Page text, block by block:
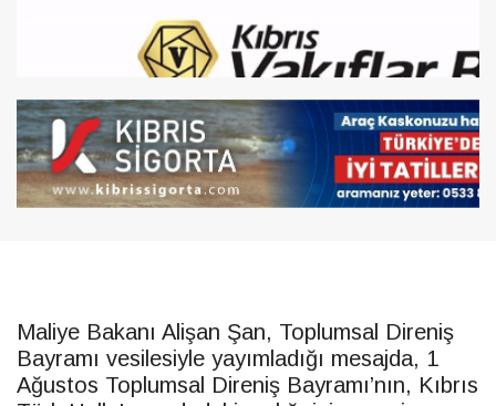
Maliye Bakanı Alişan Şan, Toplumsal Direniş
Bayramı vesilesiyle yayımladığı mesajda, 1
Ağustos Toplumsal Direniş Bayramı’nın, Kıbrıs